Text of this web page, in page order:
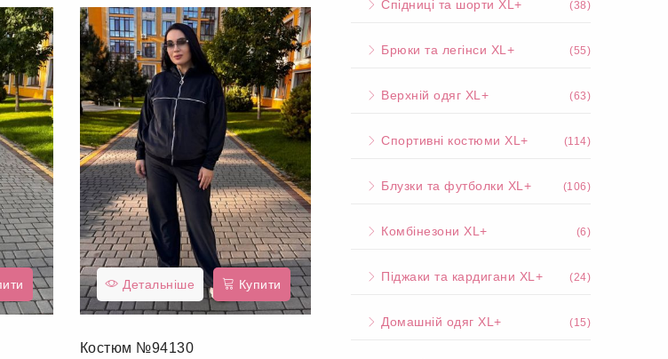
Детальніше Купити
Костюм №94130
Спідниці та шорти XL+ (38)
Брюки та легінси XL+ (55)
Верхній одяг XL+ (63)
Спортивні костюми XL+ (114)
Блузки та футболки XL+ (106)
Комбінезони XL+ (6)
Піджаки та кардигани XL+ (24)
Домашній одяг XL+ (15)